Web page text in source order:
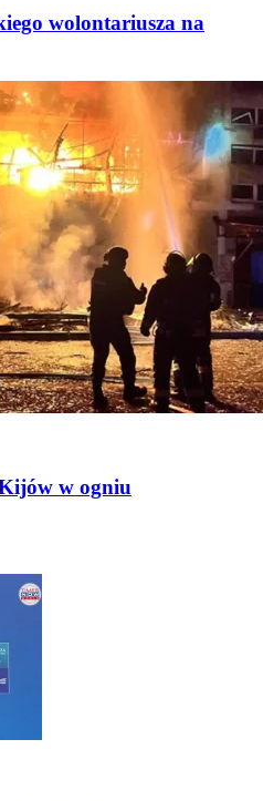
wolontariusza na
w ogniu